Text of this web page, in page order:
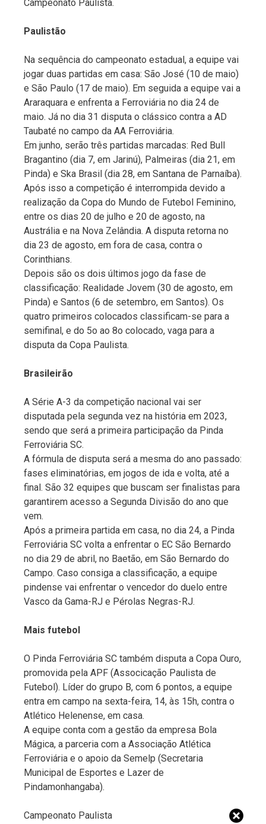
Campeonato Paulista.
Paulistão
Na sequência do campeonato estadual, a equipe vai
jogar duas partidas em casa: São José (10 de maio)
e São Paulo (17 de maio). Em seguida a equipe vai a
Araraquara e enfrenta a Ferroviária no dia 24 de
maio. Já no dia 31 disputa o clássico contra a AD
Taubaté no campo da AA Ferroviária.
Em junho, serão três partidas marcadas: Red Bull
Bragantino (dia 7, em Jarinú), Palmeiras (dia 21, em
Pinda) e Ska Brasil (dia 28, em Santana de Parnaíba).
Após isso a competição é interrompida devido a
realização da Copa do Mundo de Futebol Feminino,
entre os dias 20 de julho e 20 de agosto, na
Austrália e na Nova Zelândia. A disputa retorna no
dia 23 de agosto, em fora de casa, contra o
Corinthians.
Depois são os dois últimos jogo da fase de
classificação: Realidade Jovem (30 de agosto, em
Pinda) e Santos (6 de setembro, em Santos). Os
quatro primeiros colocados classificam-se para a
semifinal, e do 5o ao 8o colocado, vaga para a
disputa da Copa Paulista.
Brasileirão
A Série A-3 da competição nacional vai ser
disputada pela segunda vez na história em 2023,
sendo que será a primeira participação da Pinda
Ferroviária SC.
A fórmula de disputa será a mesma do ano passado:
fases eliminatórias, em jogos de ida e volta, até a
final. São 32 equipes que buscam ser finalistas para
garantirem acesso a Segunda Divisão do ano que
vem.
Após a primeira partida em casa, no dia 24, a Pinda
Ferroviária SC volta a enfrentar o EC São Bernardo
no dia 29 de abril, no Baetão, em São Bernardo do
Campo. Caso consiga a classificação, a equipe
pindense vai enfrentar o vencedor do duelo entre
Vasco da Gama-RJ e Pérolas Negras-RJ.
Mais futebol
O Pinda Ferroviária SC também disputa a Copa Ouro,
promovida pela APF (Associcação Paulista de
Futebol). Líder do grupo B, com 6 pontos, a equipe
entra em campo na sexta-feira, 14, às 15h, contra o
Atlético Helenense, em casa.
A equipe conta com a gestão da empresa Bola
Mágica, a parceria com a Associação Atlética
Ferroviária e o apoio da Semelp (Secretaria
Municipal de Esportes e Lazer de
Pindamonhangaba).
Campeonato Paulista